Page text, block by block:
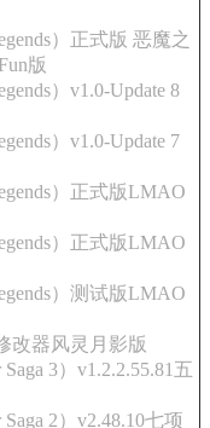
）正式版 恶魔之
版
）v1.0-Update 8
）v1.0-Update 7
）正式版LMAO
）正式版LMAO
）测试版LMAO
改器风灵月影版
3）v1.2.2.55.81五
2）v2.48.10七项